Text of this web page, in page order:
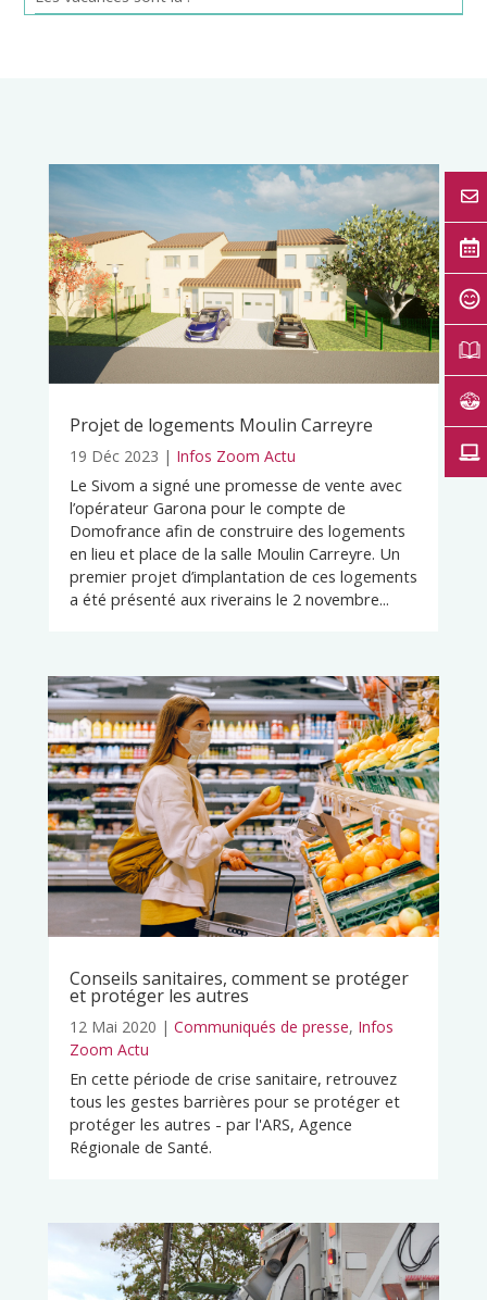
Projet de logements Moulin Carreyre
19 Déc 2023 | Infos Zoom Actu
Le Sivom a signé une promesse de vente avec
l’opérateur Garona pour le compte de
Domofrance afin de construire des logements
en lieu et place de la salle Moulin Carreyre. Un
premier projet d’implantation de ces logements
a été présenté aux riverains le 2 novembre...
Conseils sanitaires, comment se protéger
et protéger les autres
12 Mai 2020 | Communiqués de presse, Infos
Zoom Actu
En cette période de crise sanitaire, retrouvez
tous les gestes barrières pour se protéger et
protéger les autres - par l'ARS, Agence
Régionale de Santé.